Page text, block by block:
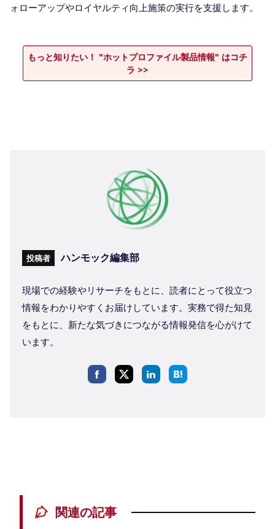
ォローアップやロイヤルティ向上施策の実行を支援します。
もっと知りたい！ "ホットプロファイル製品情報" はコチ
ラ >>
投稿者 ハンモック編集部
現場での経験やリサーチをもとに、読者にとって役立つ
情報をわかりやすくお届けしています。実務で得た知見
をもとに、新たな気づきにつながる情報発信を心がけて
います。
関連の記事